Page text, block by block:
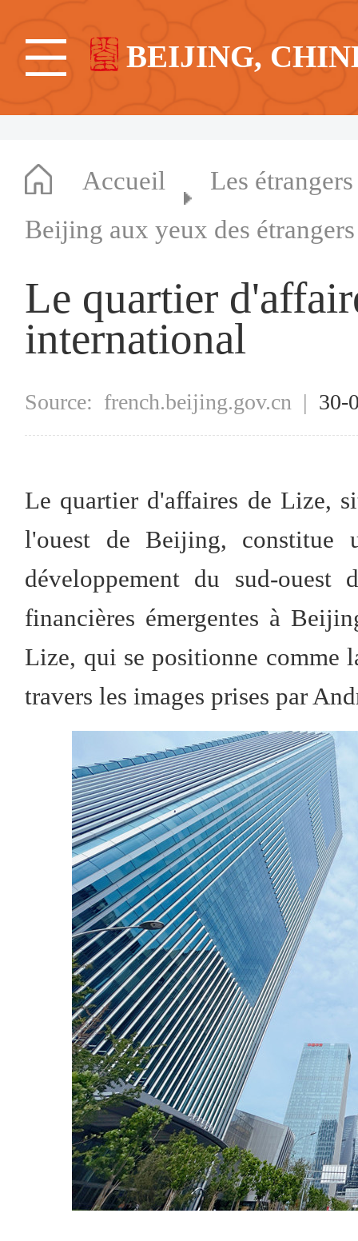
BEIJING,
Accueil
Les
Beijing aux yeux des étrangers
Le quartier
international
Source: french.beijing.gov.cn | 30-
Le quartier d'affaires de Lize,
l'ouest de Beijing, constitue
développement du sud-
financières émergentes à
Lize, qui se positionne comme
travers les images prises par